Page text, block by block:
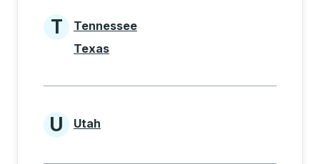
States beginning with T
T
Tennessee
Texas
States beginning with U
U Utah